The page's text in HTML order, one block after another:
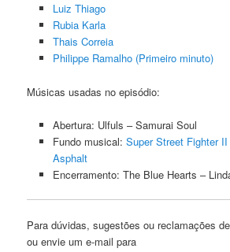
Luiz Thiago
Rubia Karla
Thais Correia
Philippe Ramalho (Primeiro minuto)
Músicas usadas no episódio:
Abertura: Ulfuls – Samurai Soul
Fundo musical: Super Street Fighter
Asphalt
Encerramento: The Blue Hearts –
Para dúvidas, sugestões ou reclamações
ou envie um e-mail para